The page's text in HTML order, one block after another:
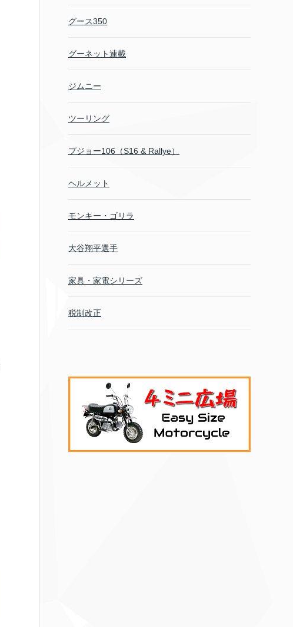
グース350
グーネット連載
ジムニー
ツーリング
プジョー106（S16 & Rallye）
ヘルメット
モンキー・ゴリラ
大谷翔平選手
家具・家電シリーズ
税制改正